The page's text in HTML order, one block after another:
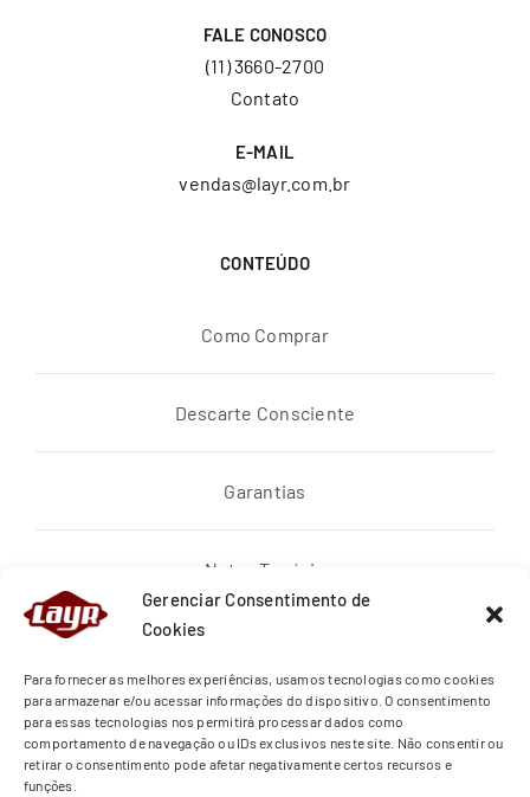
Gerenciar Consentimento de
Cookies
Para fornecer as melhores experiências, usamos tecnologias como cookies
para armazenar e/ou acessar informações do dispositivo. O consentimento
para essas tecnologias nos permitirá processar dados como
comportamento de navegação ou IDs exclusivos neste site. Não consentir ou
retirar o consentimento pode afetar negativamente certos recursos e
funções.
FALE CONOSCO
(11) 3660-2700
Contato
E-MAIL
vendas@layr.com.br
CONTEÚDO
Como Comprar
Descarte Consciente
Garantias
Notas Topázio
Quem Somos